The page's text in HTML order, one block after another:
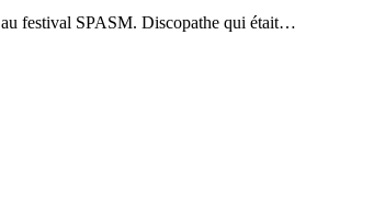
festival SPASM. Discopathe qui était…